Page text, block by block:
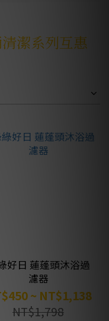
潔系列互惠
好日 蓮蓬頭沐浴過
濾器
~ NT$1,138
NT$1,798